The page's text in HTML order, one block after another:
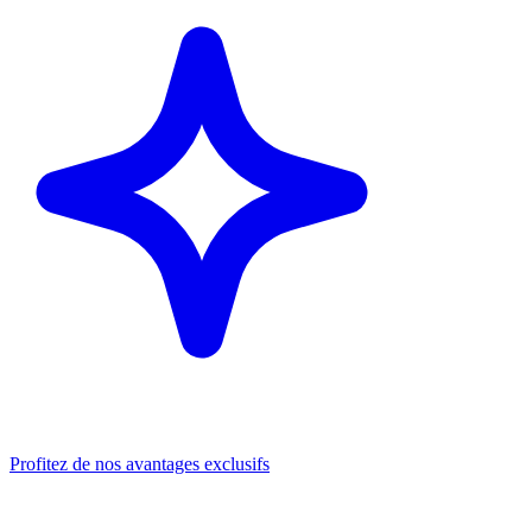
Profitez de nos avantages exclusifs